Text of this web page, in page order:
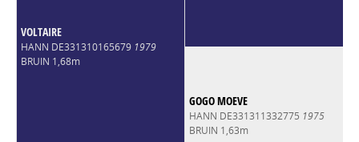
VOLTAIRE
HANN DE331310165679 1979
BRUIN 1,68m
GOGO MOEVE
HANN DE331311332775 1975
BRUIN 1,63m